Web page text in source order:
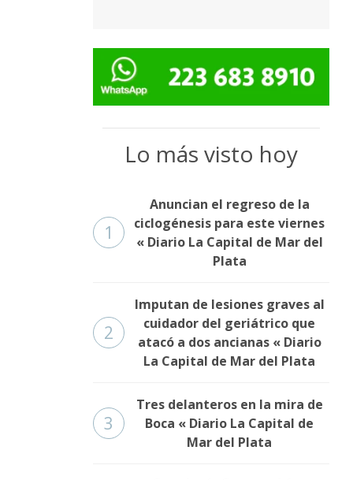
Lo más visto hoy
1
Anuncian el regreso de la
ciclogénesis para este viernes
« Diario La Capital de Mar del
Plata
2
Imputan de lesiones graves al
cuidador del geriátrico que
atacó a dos ancianas « Diario
La Capital de Mar del Plata
3
Tres delanteros en la mira de
Boca « Diario La Capital de
Mar del Plata